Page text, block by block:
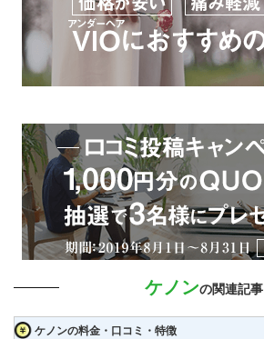
ケノンの関連記事
ケノンの料金・口コミ・特徴